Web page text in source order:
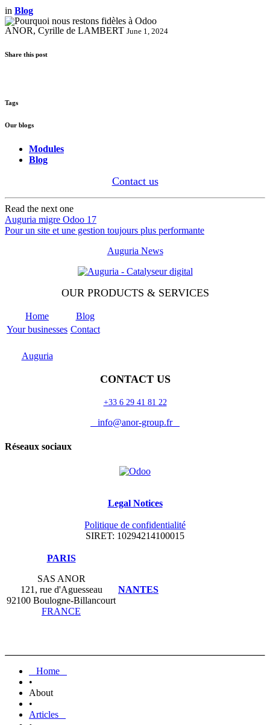
in Blog
ANOR, Cyrille de LAMBERT June 1, 2024
Share this post
Tags
Our blogs
Modules
Blog
Contact us
Read the next one
Auguria migre Odoo 17
Pour un site et une gestion toujours plus performante
Auguria News
OUR PRODUCTS & SERVICES
Home
Blog
Your businesses Contact
Auguria
CONTACT US
+33 6 29 41 81 22
info@anor-group.fr
Réseaux sociaux
Legal Notices
Politique de confidentialité
SIRET: 10294214100015
​PARIS
SAS ANOR
121, rue d'Aguesseau
92100 Boulogne-Billancourt
FRANCE
NANTES
Home
•
About
•
Articles